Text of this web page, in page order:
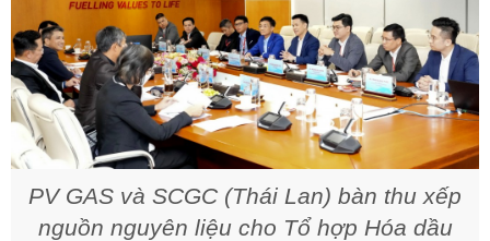
PV GAS và SCGC (Thái Lan) bàn thu xếp
nguồn nguyên liệu cho Tổ hợp Hóa dầu